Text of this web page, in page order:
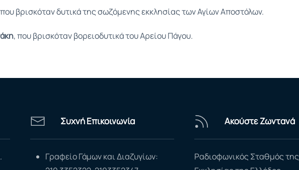
βρισκόταν δυτικά της σωζόμενης εκκλησίας των Αγίων Αποστόλων.
, που βρισκόταν βορειοδυτικά του Αρείου Πάγου.
Συχνή Επικοινωνία
Γραφείο Γάμων και Διαζυγίων:
Ακούστε Ζωντανά
Ραδιοφωνικός Σταθμός της